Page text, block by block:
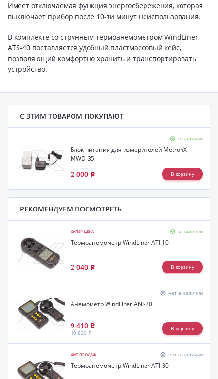
Имеет отключаемая функция энергосбережения, которая
выключает прибор после 10-ти минут неиспользования.
В комплекте со струнным термоанемометром WindLiner
ATS-40 поставляется удобный пластмассовый кейс,
позволяющий комфортно хранить и транспортировать
устройство.
С ЭТИМ ТОВАРОМ ПОКУПАЮТ
в наличии
Блок питания для измерителей MetronX
MWD-35
2 000 Р
РЕКОМЕНДУЕМ ПОСМОТРЕТЬ
СУПЕР ЦЕНА в наличии
Термоанемометр WindLiner ATI-10
2 040 Р
нет в наличии
Анемометр WindLiner ANI-20
9 410 Р
10 820Р
ХИТ ПРОДАЖ нет в наличии
Термоанемометр WindLiner ATI-30